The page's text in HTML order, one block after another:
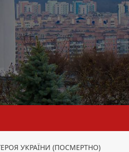
УКРАЇНИ (ПОСМЕРТНО)